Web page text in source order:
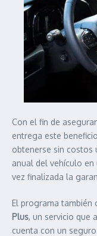
Con el fin de
entrega este
obtenerse sin costos
anual del vehículo en
vez finalizada la
El programa también
Plus, un servicio que
cuenta con un